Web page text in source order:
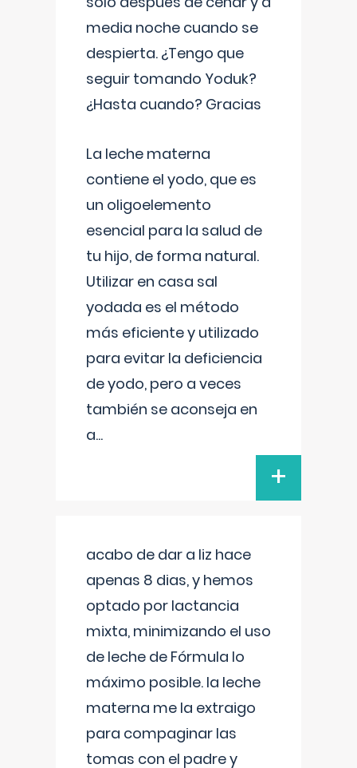
media noche cuando se
despierta. ¿Tengo que
seguir tomando Yoduk?
¿Hasta cuando? Gracias
La leche materna
contiene el yodo, que es
un oligoelemento
esencial para la salud de
tu hijo, de forma natural.
Utilizar en casa sal
yodada es el método
más eficiente y utilizado
para evitar la deficiencia
de yodo, pero a veces
también se aconseja en
a...
+
acabo de dar a liz hace
apenas 8 dias, y hemos
optado por lactancia
mixta, minimizando el uso
de leche de Fórmula lo
máximo posible. la leche
materna me la extraigo
para compaginar las
tomas con el padre y